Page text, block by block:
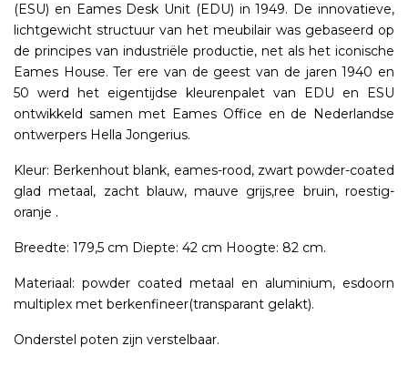
(ESU) en Eames Desk Unit (EDU) in 1949. De innovatieve,
lichtgewicht structuur van het meubilair was gebaseerd op
de principes van industriële productie, net als het iconische
Eames House. Ter ere van de geest van de jaren 1940 en
50 werd het eigentijdse kleurenpalet van EDU en ESU
ontwikkeld samen met Eames Office en de Nederlandse
ontwerpers Hella Jongerius.
Kleur: Berkenhout blank, eames-rood, zwart powder-coated
glad metaal, zacht blauw, mauve grijs,ree bruin, roestig-
oranje .
Breedte: 179,5 cm Diepte: 42 cm Hoogte: 82 cm.
Materiaal: powder coated metaal en aluminium, esdoorn
multiplex met berkenfineer(transparant gelakt).
Onderstel poten zijn verstelbaar.